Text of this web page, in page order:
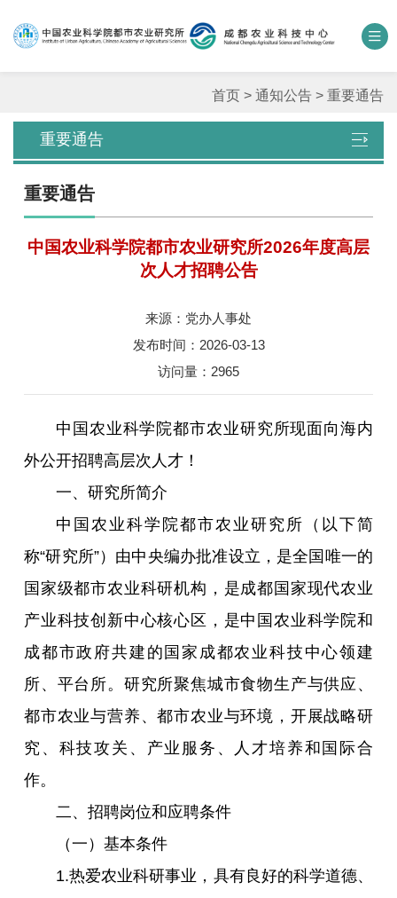
中国农业科学院 科研期刊
单位概况
新闻中心
人才团队
研究生培养
成果转化
农科研学
园区服务
首页 > 通知公告 > 重要通告
重要通告
重要通告
中国农业科学院都市农业研究所2026年度高层
次人才招聘公告
来源：党办人事处
发布时间：2026-03-13
访问量： 2965
中国农业科学院都市农业研究所现面向海内
外公开招聘高层次人才！
一、研究所简介
中国农业科学院都市农业研究所（以下简
称“研究所”）由中央编办批准设立，是全国唯一的
国家级都市农业科研机构，是成都国家现代农业
产业科技创新中心核心区，是中国农业科学院和
成都市政府共建的国家成都农业科技中心领建
所、平台所。研究所聚焦城市食物生产与供应、
都市农业与营养、都市农业与环境，开展战略研
究、科技攻关、产业服务、人才培养和国际合
作。
二、招聘岗位和应聘条件
（一）基本条件
1.热爱农业科研事业，具有良好的科学道德、